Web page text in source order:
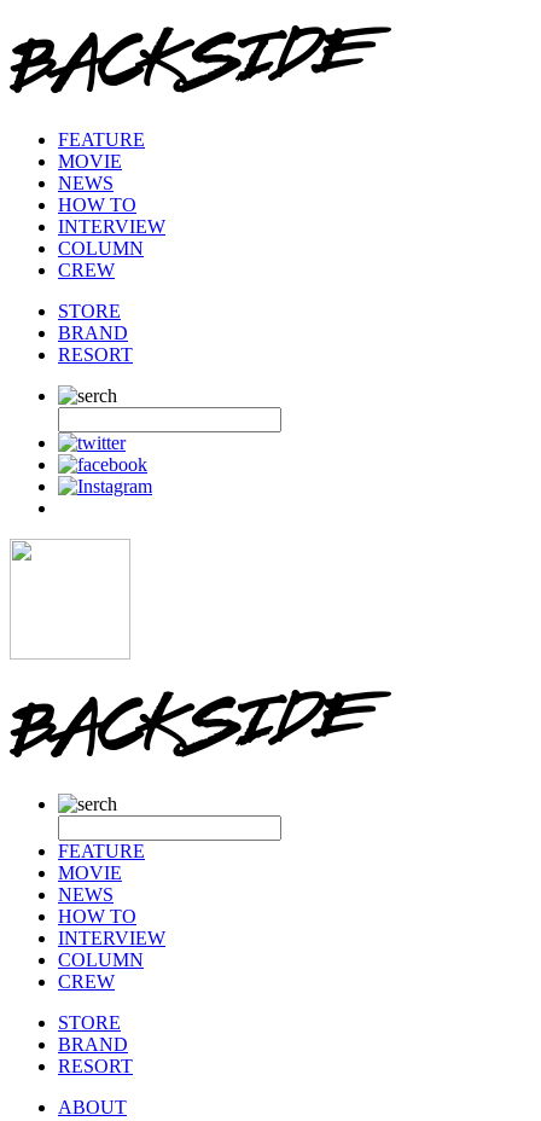
FEATURE
MOVIE
NEWS
HOW TO
INTERVIEW
COLUMN
CREW
STORE
BRAND
RESORT
FEATURE
MOVIE
NEWS
HOW TO
INTERVIEW
COLUMN
CREW
STORE
BRAND
RESORT
ABOUT